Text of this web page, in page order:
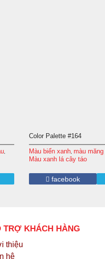
Color Palette #164
Màu biển xanh màu
Màu xanh lá cây táo
facebook
TRỢ KHÁCH HÀNG
thiệu
hệ